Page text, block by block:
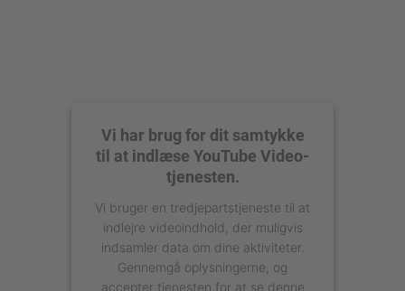
Vi har brug for dit samtykke
til at indlæse YouTube Video-
tjenesten.
Vi bruger en tredjepartstjeneste til at
indlejre videoindhold, der muligvis
indsamler data om dine aktiviteter.
Gennemgå oplysningerne, og
accepter tjenesten for at se denne